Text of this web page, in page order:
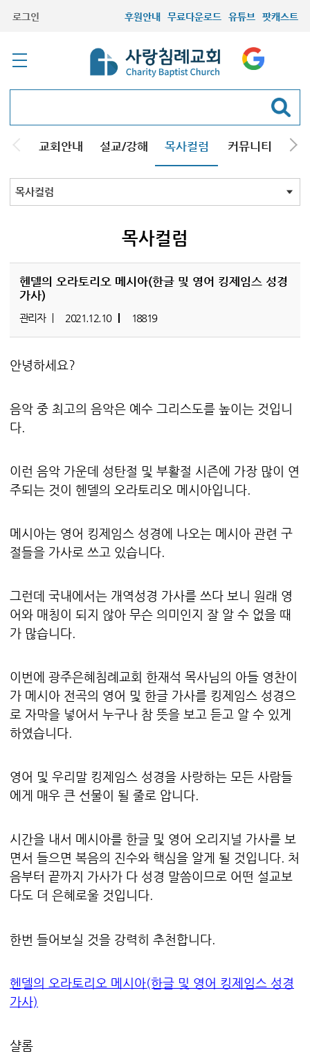
로그인 후원안내 무료다운로드 유튜브 팟캐스트
교회안내 설교/강해 목사컬럼 커뮤니티 기
목사컬럼
목사컬럼
헨델의 오라토리오 메시아(한글 및 영어 킹제임스 성경
가사)
관리자 2021.12.10 18819
안녕하세요?
음악 중 최고의 음악은 예수 그리스도를 높이는 것입니
다.
이런 음악 가운데 성탄절 및 부활절 시즌에 가장 많이 연
주되는 것이 헨델의 오라토리오 메시아입니다.
메시아는 영어 킹제임스 성경에 나오는 메시아 관련 구
절들을 가사로 쓰고 있습니다.
그런데 국내에서는 개역성경 가사를 쓰다 보니 원래 영
어와 매칭이 되지 않아 무슨 의미인지 잘 알 수 없을 때
가 많습니다.
이번에 광주은혜침례교회 한재석 목사님의 아들 영찬이
가 메시아 전곡의 영어 및 한글 가사를 킹제임스 성경으
로 자막을 넣어서 누구나 참 뜻을 보고 듣고 알 수 있게
하였습니다.
영어 및 우리말 킹제임스 성경을 사랑하는 모든 사람들
에게 매우 큰 선물이 될 줄로 압니다.
시간을 내서 메시아를 한글 및 영어 오리지널 가사를 보
면서 들으면 복음의 진수와 핵심을 알게 될 것입니다. 처
음부터 끝까지 가사가 다 성경 말씀이므로 어떤 설교보
다도 더 은혜로울 것입니다.
한번 들어보실 것을 강력히 추천합니다.
헨델의 오라토리오 메시아(한글 및 영어 킹제임스 성경
가사)
샬롬